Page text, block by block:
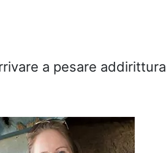
a pesare addirittura